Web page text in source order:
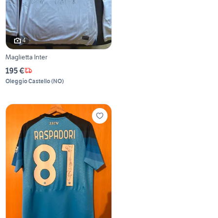
4
Maglietta Inter
195 €
Oleggio Castello(NO)